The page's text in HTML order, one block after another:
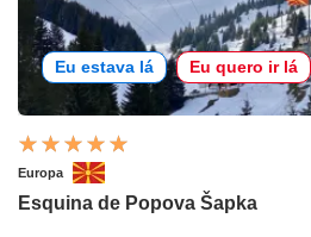
Eu estava lá Eu quero ir lá
Europa
Esquina de Popova Šapka